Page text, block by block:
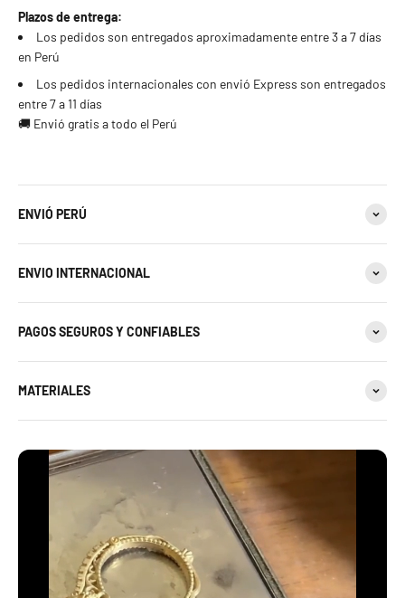
23 estándar
24 estándar
25 estándar - 11 americana
27 estándar - 12 americana
28 estándar
31 estándar
33 estándar - 14 americana
34 estándar
Plazos de entrega:
Los pedidos son entregados aproximadamente entre 3 a 7 días
en Perú
Los pedidos internacionales con envió Express son entregados
entre 7 a 11 días
🚚 Envió gratis a todo el Perú
ENVIÓ PERÚ
ENVIO INTERNACIONAL
PAGOS SEGUROS Y CONFIABLES
MATERIALES